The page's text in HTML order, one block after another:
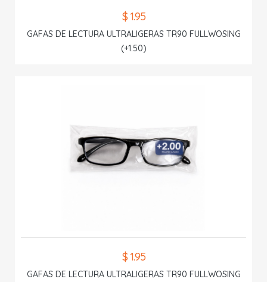
$ 1.95
GAFAS DE LECTURA ULTRALIGERAS TR90 FULLWOSING
(+1.50)
$ 1.95
GAFAS DE LECTURA ULTRALIGERAS TR90 FULLWOSING